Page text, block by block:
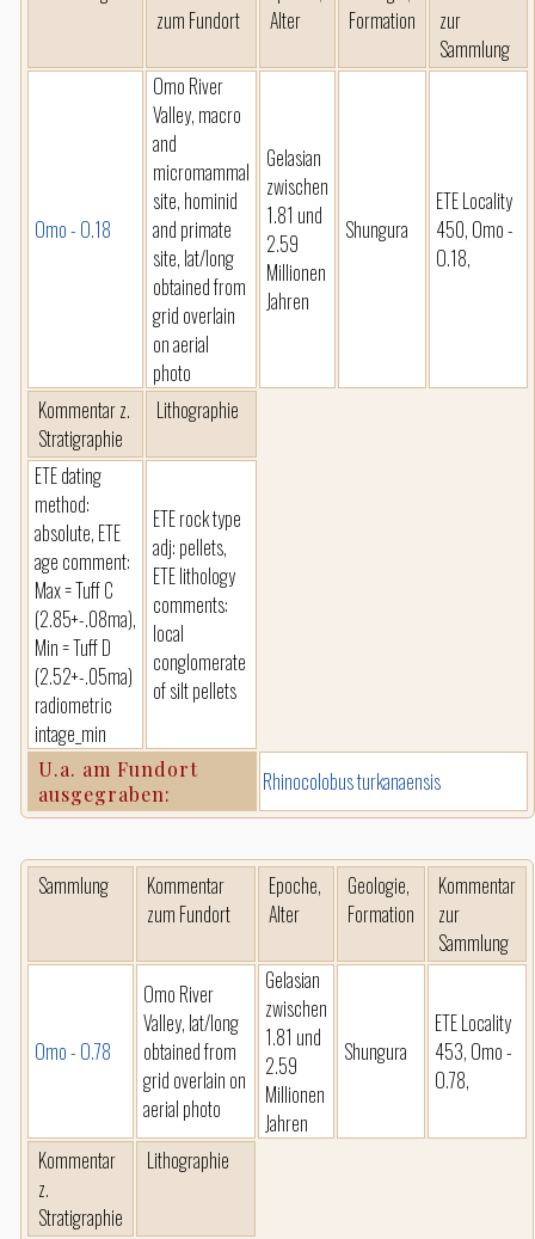
zum Fundort
Alter
Formation
zur
Sammlung
Omo - O.18
Omo River
Valley, macro
and
micromammal
site, hominid
and primate
site, lat/long
obtained from
grid overlain
on aerial
photo
Gelasian
zwischen
1.81 und
2.59
Millionen
Jahren
Shungura
ETE Locality
450, Omo -
O.18,
Kommentar z.
Stratigraphie
Lithographie
ETE dating
method:
absolute, ETE
age comment:
Max = Tuff C
(2.85+-.08ma),
Min = Tuff D
(2.52+-.05ma)
radiometric
intage_min
ETE rock type
adj: pellets,
ETE lithology
comments:
local
conglomerate
of silt pellets
U.a. am Fundort
ausgegraben:
Rhinocolobus turkanaensis
Sammlung
Kommentar
zum Fundort
Epoche,
Alter
Geologie,
Formation
Kommentar
zur
Sammlung
Omo - O.78
Omo River
Valley, lat/long
obtained from
grid overlain on
aerial photo
Gelasian
zwischen
1.81 und
2.59
Millionen
Jahren
Shungura
ETE Locality
453, Omo -
O.78,
Kommentar
z.
Stratigraphie
Lithographie